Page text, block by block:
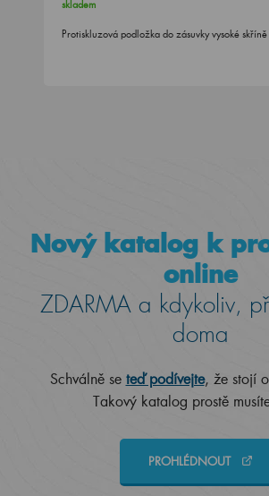
skladem
Protiskluzová podložka do zásuvky vysoké
Nový katalog k
online
ZDARMA a kdykoliv,
doma
Schválně se teď podívejte, že stojí
Takový katalog prostě
PROHLÉDNOUT